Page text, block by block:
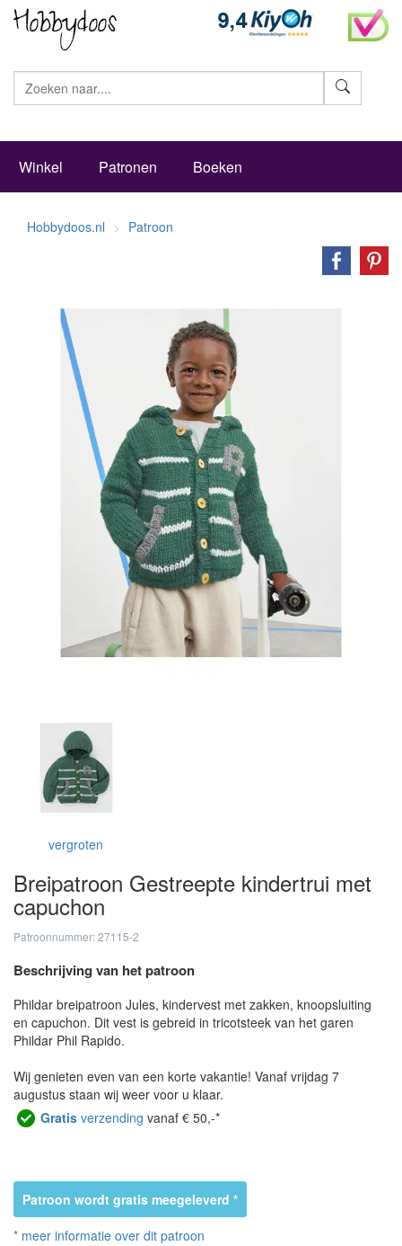
Winkel Patronen Boeken
Hobbydoos.nl Patroon
vergroten
Breipatroon Gestreepte kindertrui met
capuchon
Patroonnummer: 27115-2
Beschrijving van het patroon
Phildar breipatroon Jules, kindervest met zakken, knoopsluiting
en capuchon. Dit vest is gebreid in tricotsteek van het garen
Phildar Phil Rapido.
Wij genieten even van een korte vakantie! Vanaf vrijdag 7
augustus staan wij weer voor u klaar.
Gratis verzending vanaf € 50,-*
Patroon wordt gratis meegeleverd *
* meer informatie over dit patroon